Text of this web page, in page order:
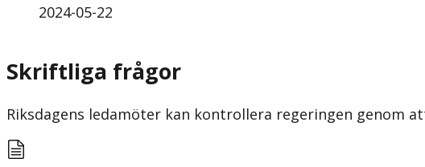
2024-05-22
Skriftliga frågor
Riksdagens ledamöter kan kontrollera regeringen